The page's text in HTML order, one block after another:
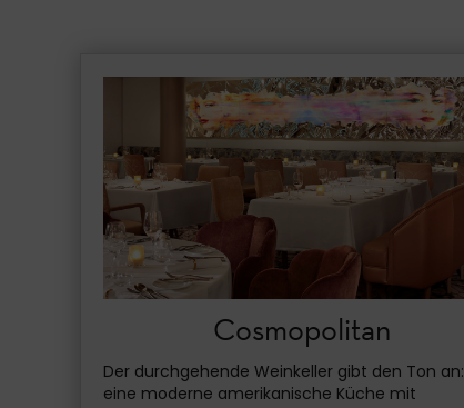
Cosmopolitan
Der durchgehende Weinkeller gibt den Ton an:
eine moderne amerikanische Küche mit